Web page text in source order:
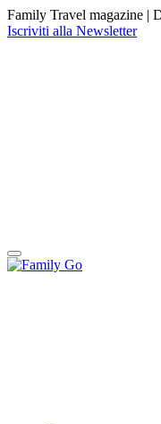
Family Travel magazine |
Iscriviti alla Newsletter